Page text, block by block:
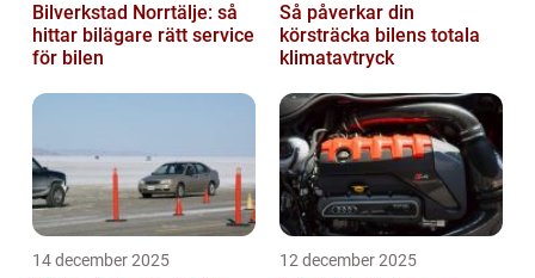
Bilverkstad Norrtälje: så
hittar bilägare rätt service
för bilen
Så påverkar din
körsträcka bilens totala
klimatavtryck
14 december 2025 12 december 2025